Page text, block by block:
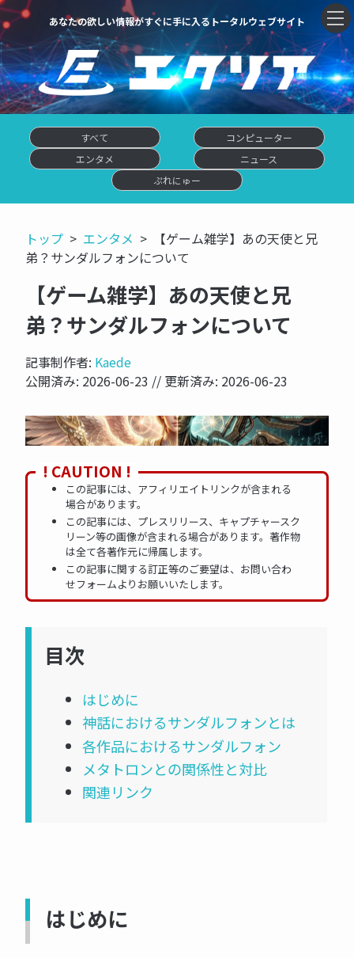
あなたの欲しい情報がすぐに手に入るトータルウェブサイト
すべて
コンピューター
エンタメ
ニュース
ぷれにゅー
トップ エンタメ
【ゲーム雑学】あの天使と兄
弟？サンダルフォンについて
【ゲーム雑学】あの天使と兄
弟？サンダルフォンについて
記事制作者: Kaede
公開済み: 2026-06-23 // 更新済み: 2026-06-23
NOW PRINTING...
! CAUTION !
この記事には、アフィリエイトリンクが含まれる
場合があります。
この記事には、プレスリリース、キャプチャースク
リーン等の画像が含まれる場合があります。著作物
は全て各著作元に帰属します。
この記事に関する訂正等のご要望は、お問い合わ
せフォームよりお願いいたします。
目次
はじめに
神話におけるサンダルフォンとは
各作品におけるサンダルフォン
メタトロンとの関係性と対比
関連リンク
はじめに